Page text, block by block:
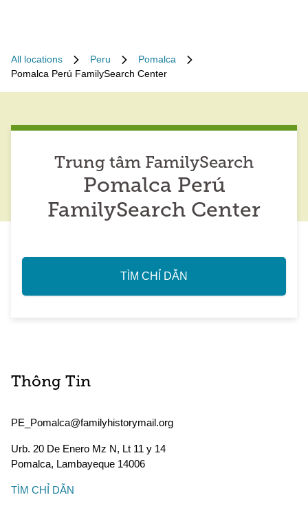
All locations Peru
Pomalca
Pomalca Perú FamilySearch Center
Trung tâm FamilySearch
Pomalca Perú
FamilySearch Center
TÌM CHỈ DẪN
Thông Tin
PE_Pomalca@familyhistorymail.org
Urb. 20 De Enero Mz N, Lt 11 y 14
Pomalca, Lambayeque 14006
TÌM CHỈ DẪN